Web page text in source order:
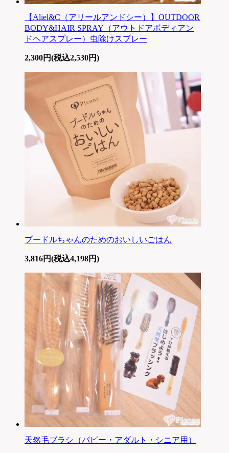
【Aliel&C（アリールアンドシー）】OUTDOOR
BODY&HAIR SPRAY（アウトドアボディアン
ドヘアスプレー）虫除けスプレー
2,300円(税込2,530円)
プードルちゃんのためのおいしいごはん
3,816円(税込4,198円)
天然毛ブラシ（パピー・アダルト・シニア用）